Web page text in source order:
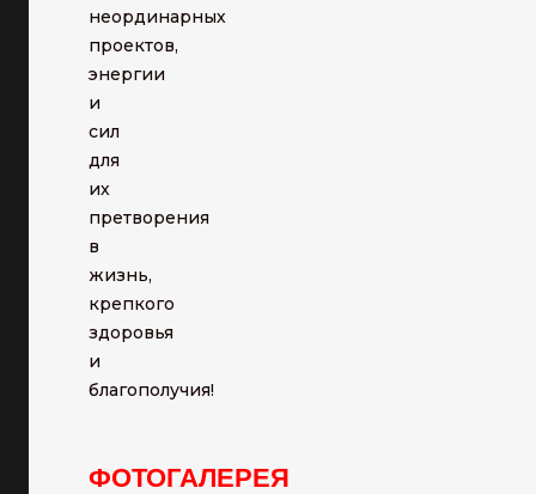
неординарных
проектов,
энергии
и
сил
для
их
претворения
в
жизнь,
крепкого
здоровья
и
благополучия!
ФОТОГАЛЕРЕЯ